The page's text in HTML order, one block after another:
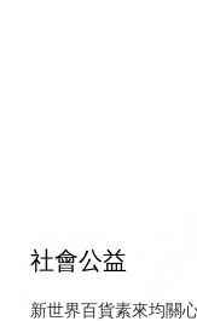
社會公益
新世界百貨素來均關